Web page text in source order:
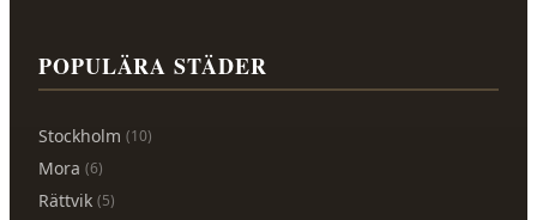
POPULÄRA STÄDER
Stockholm (10)
Mora (6)
Rättvik (5)